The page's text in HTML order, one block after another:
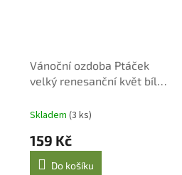
Vánoční ozdoba Ptáček
velký renesanční květ bílý
Skladem (3 ks)
159 Kč
Do košíku